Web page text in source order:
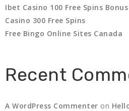
Ibet Casino 100 Free Spins
Casino 300 Free Spins
Free Bingo Online Sites Canada
Recent
A WordPress Commenter on